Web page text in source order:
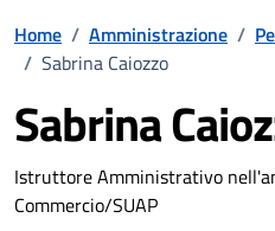
Home / Amministrazione /
/ Sabrina Caiozzo
Sabrina
Dettagli della
Istruttore Amministrativo
Commercio/SUAP